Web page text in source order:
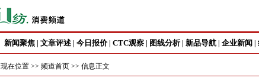
新闻聚焦 文章评述 今日报价 CTC观察 图线分析 新品导航 企业新闻
现在位置 >> 频道首页 >> 信息正文